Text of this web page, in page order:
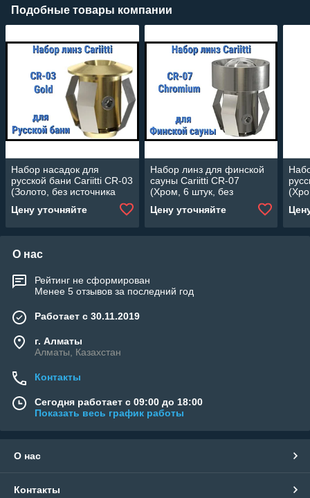
Подобные товары компании
Набор насадок для
русской бани Cariitti CR-03
(Золото, без источника
Цену уточняйте
Набор линз для финской
сауны Cariitti CR-07
(Хром, 6 штук, без
прозрачная линза)
Цену уточняйте
О нас
Рейтинг не сформирован
Менее 5 отзывов за последний год
Работает с 30.11.2019
г. Алматы
Алматы, Казахстан
Контакты
Сегодня работает с 09:00 до 18:00
Показать весь график работы
О нас
Контакты